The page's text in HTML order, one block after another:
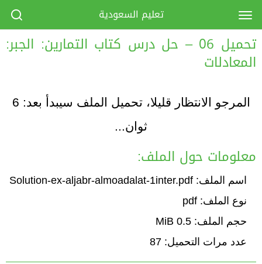
تحميل 06 – حل درس كتاب التمارين: الجبر:
المعادلات
المرجو الانتظار قليلا، تحميل الملف سيبدأ بعد: 6
ثوان...
معلومات حول الملف:
اسم الملف: Solution-ex-aljabr-almoadalat-1inter.pdf
نوع الملف: pdf
حجم الملف: 0.5 MiB
عدد مرات التحميل: 87
تعليم السعودية